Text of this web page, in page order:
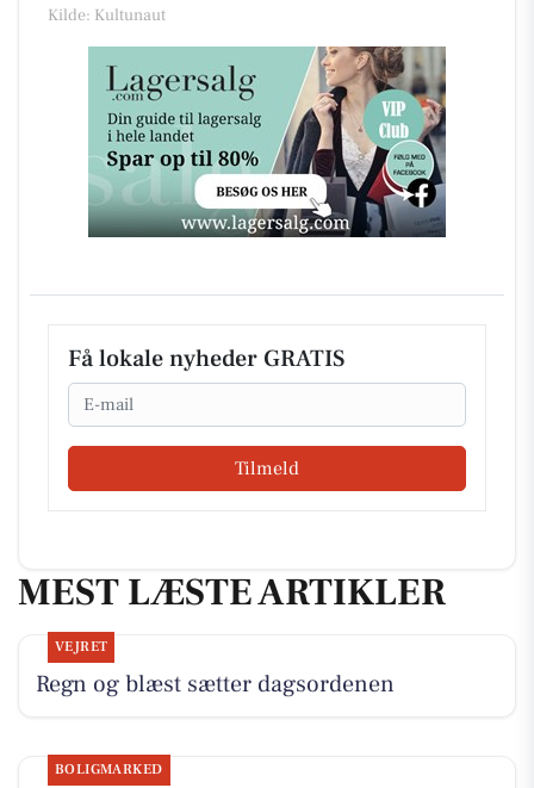
Kilde: Kultunaut
Få lokale nyheder GRATIS
Email
Tilmeld
MEST LÆSTE ARTIKLER
VEJRET
Regn og blæst sætter dagsordenen
BOLIGMARKED